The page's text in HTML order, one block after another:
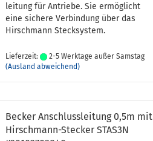
lei­tung für An­trie­be. Sie er­mög­licht
eine si­che­re Ver­bin­dung über das
Hirsch­mann Steck­sys­tem.
Lieferzeit:
2-5 Werktage außer Samstag
(Ausland abweichend)
Be­cker An­schluss­lei­tung 0,5m mit
Hirschmann-​​Ste­cker STAS3N